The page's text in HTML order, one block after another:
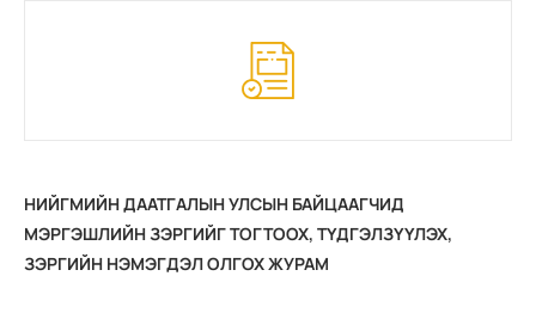
НИЙГМИЙН ДААТГАЛЫН УЛСЫН БАЙЦААГЧИД
МЭРГЭШЛИЙН ЗЭРГИЙГ ТОГТООХ, ТҮДГЭЛЗҮҮЛЭХ,
ЗЭРГИЙН НЭМЭГДЭЛ ОЛГОХ ЖУРАМ